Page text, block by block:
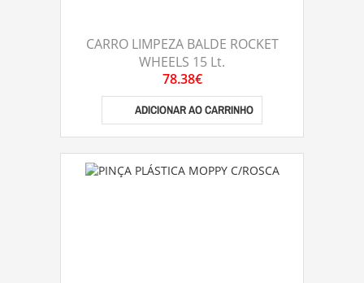
CARRO LIMPEZA BALDE ROCKET
WHEELS 15 Lt.
78.38€
ADICIONAR AO CARRINHO